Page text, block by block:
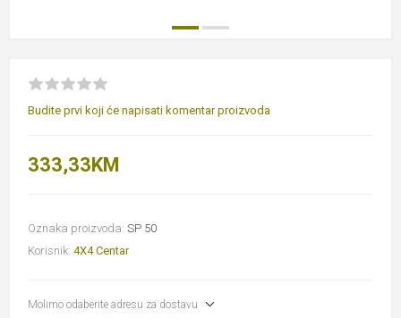
Budite prvi koji će napisati komentar proizvoda
333,33KM
Oznaka proizvoda: SP 50
Korisnik: 4X4 Centar
Molimo odaberite adresu za dostavu